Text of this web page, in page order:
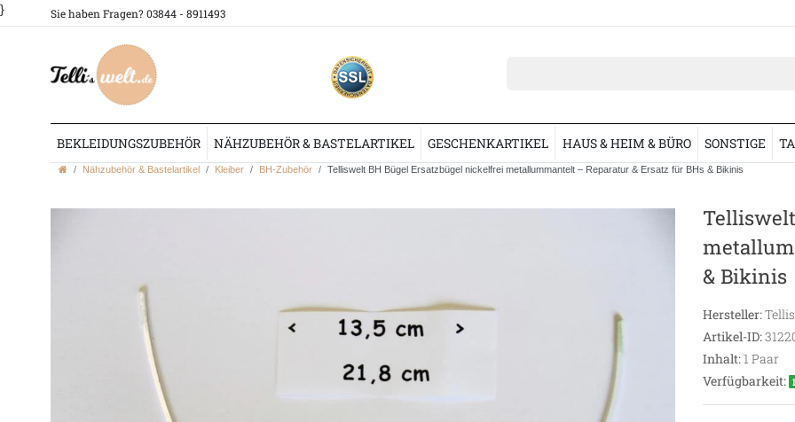
} Sie haben Fragen? 03844 - 8911493
BEKLEIDUNGSZUBEHÖR NÄHZUBEHÖR & BASTELARTIKEL GESCHENKARTIKEL HAUS & HEIM & BÜRO SONSTIGE
Nähzubehör & Bastelartikel Kleiber BH-Zubehör Telliswelt BH Bügel Ersatzbügel nickelfrei metallummantelt – Reparatur & Ersatz für BHs & Bikinis
& Bikinis
Hersteller:
Artikel-ID:
Inhalt:1 Paar
Verfügbarkeit: